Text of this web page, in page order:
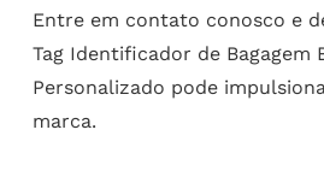
Entre em contato conosco e
Tag Identificador de Bagagem
Personalizado pode
marca.